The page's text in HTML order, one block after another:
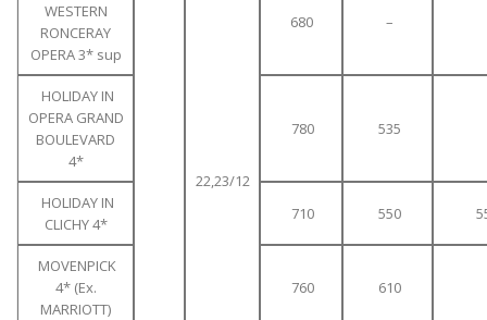
22,23/12
WESTERN
RONCERAY
OPERA 3* sup
680 –
HOLIDAY IN
OPERA GRAND
BOULEVARD
4*
780 535
HOLIDAY IN
CLICHY 4*
710 550
MOVENPICK
4* (Ex.
MARRIOTT)
760 610